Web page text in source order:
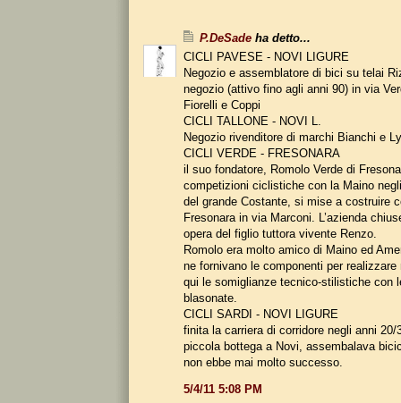
P.DeSade ha detto...
CICLI PAVESE - NOVI LIGURE
Negozio e assemblatore di bici su telai
negozio (attivo fino agli anni 90) in via
Fiorelli e Coppi
CICLI TALLONE - NOVI L.
Negozio rivenditore di marchi Bianchi e
CICLI VERDE - FRESONARA
il suo fondatore, Romolo Verde di
competizioni ciclistiche con la Maino
del grande Costante, si mise a costruire
Fresonara in via Marconi. L’azienda
opera del figlio tuttora vivente Renzo.
Romolo era molto amico di Maino ed
ne fornivano le componenti per
qui le somiglianze tecnico-stilistiche con
blasonate.
CICLI SARDI - NOVI LIGURE
finita la carriera di corridore negli anni 20/
piccola bottega a Novi, assembalava
non ebbe mai molto successo.
5/4/11 5:08 PM